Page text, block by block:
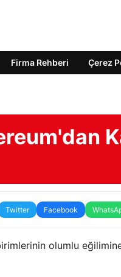
Firma Rehberi Çerez
Twitter Facebook
olumlu